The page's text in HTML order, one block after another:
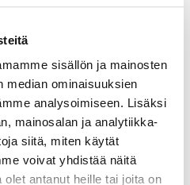
sisällön ja mainosten
median ominaisuuksien
analysoimiseen. Lisäksi
mainosalan ja analytiikka-
siitä, miten käytät
voivat yhdistää näitä
antanut heille tai joita on
ihanteita ja muuta
lupasivat käyttäjälleen
ihailua:
ja sileää ihoa”. Ilona-
naiselle
sopi myös pohjoisen
talveen.